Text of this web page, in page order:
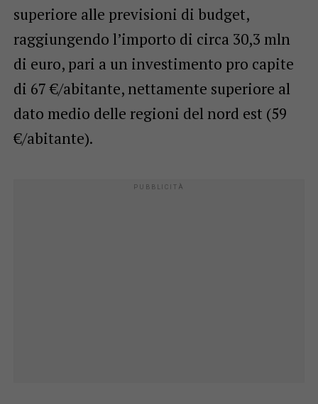
superiore alle previsioni di budget,
raggiungendo l’importo di circa 30,3 mln
di euro, pari a un investimento pro capite
di 67 €/abitante, nettamente superiore al
dato medio delle regioni del nord est (59
€/abitante).